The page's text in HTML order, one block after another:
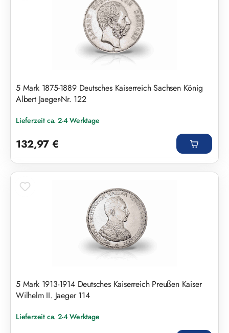
5 Mark 1875-1889 Deutsches Kaiserreich Sachsen König
Albert Jaeger-Nr. 122
Lieferzeit ca. 2-4 Werktage
132,97 €
5 Mark 1913-1914 Deutsches Kaiserreich Preußen Kaiser
Wilhelm II. Jaeger 114
Lieferzeit ca. 2-4 Werktage